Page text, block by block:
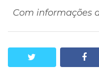
Com informações